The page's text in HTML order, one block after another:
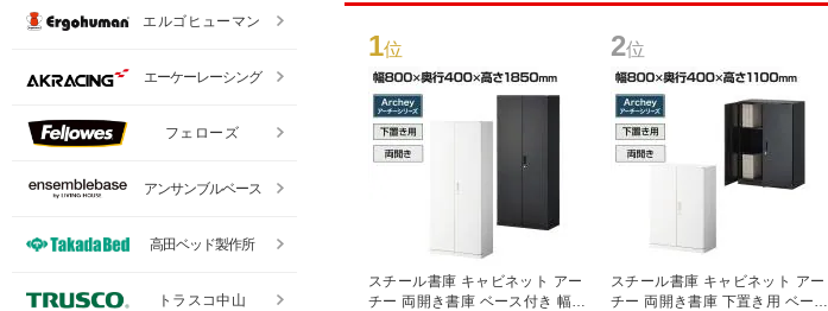
1位
スチール書庫 キャビネット アー
チー 両開き書庫 ベース付き 幅
2位
スチール書庫 キャビネット アー
チー 両開き書庫 下置き用 ベース
エルゴヒューマン
エーケーレーシング
フェローズ
アンサンブルベース
高田ベッド製作所
トラスコ中山